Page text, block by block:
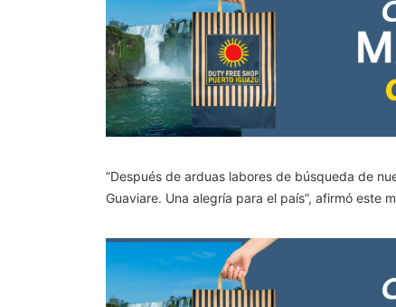
”Después de arduas labores de búsqueda de
Guaviare. Una alegría para el país”, afirmó este